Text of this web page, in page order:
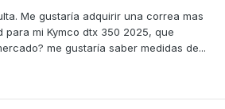
Me gustaría adquirir una correa mas
para mi Kymco dtx 350 2025, que
me gustaría saber medidas de...